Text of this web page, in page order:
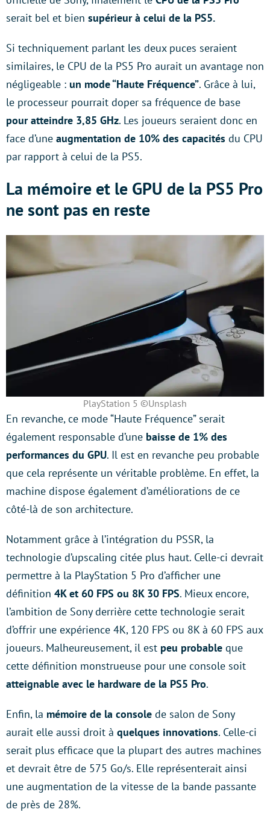
serait bel et bien supérieur à celui de la PS5.
Si techniquement parlant les deux puces seraient
similaires, le CPU de la PS5 Pro aurait un avantage non
négligeable : un mode “Haute Fréquence”. Grâce à lui,
le processeur pourrait doper sa fréquence de base
pour atteindre 3,85 GHz. Les joueurs seraient donc en
face d’une augmentation de 10% des capacités du CPU
par rapport à celui de la PS5.
La mémoire et le GPU de la PS5 Pro
ne sont pas en reste
PlayStation 5 ©Unsplash
En revanche, ce mode “Haute Fréquence” serait
également responsable d’une baisse de 1% des
performances du GPU. Il est en revanche peu probable
que cela représente un véritable problème. En effet, la
machine dispose également d’améliorations de ce
côté-là de son architecture.
Notamment grâce à l’intégration du PSSR, la
technologie d’upscaling citée plus haut. Celle-ci devrait
permettre à la PlayStation 5 Pro d’afficher une
définition 4K et 60 FPS ou 8K 30 FPS. Mieux encore,
l’ambition de Sony derrière cette technologie serait
d’offrir une expérience 4K, 120 FPS ou 8K à 60 FPS aux
joueurs. Malheureusement, il est peu probable que
cette définition monstrueuse pour une console soit
atteignable avec le hardware de la PS5 Pro.
Enfin, la mémoire de la console de salon de Sony
aurait elle aussi droit à quelques innovations. Celle-ci
serait plus efficace que la plupart des autres machines
et devrait être de 575 Go/s. Elle représenterait ainsi
une augmentation de la vitesse de la bande passante
de près de 28%.